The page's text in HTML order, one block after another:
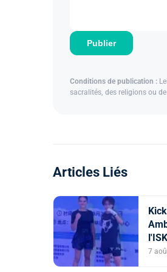
Publier
Conditions de publication :
sacralités, des religions ou
Articles Liés
7